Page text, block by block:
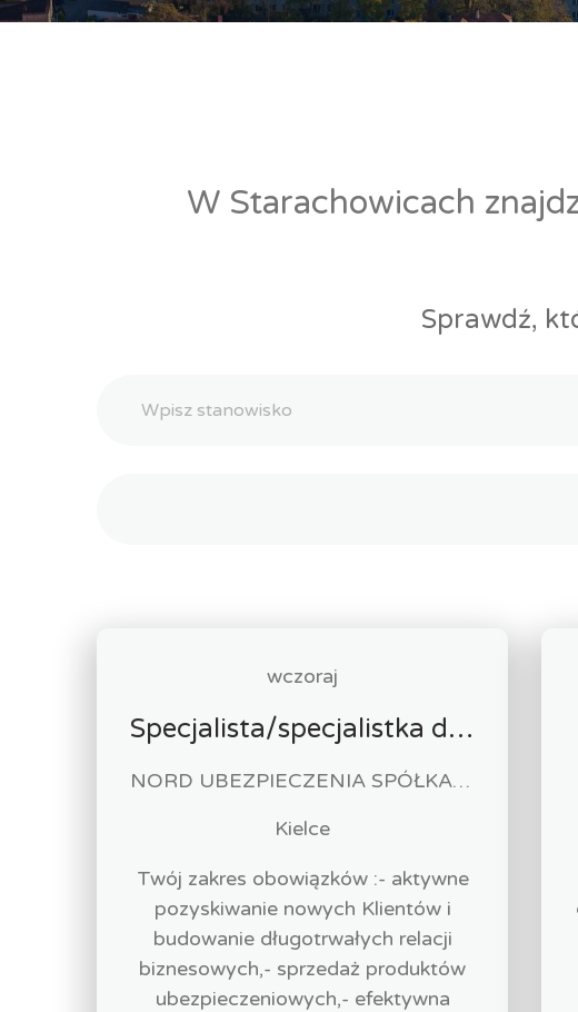
W Starachowicach
Sprawdź,
wczoraj
Specjalista/specjalistka ds. sprzedaży ubezpieczeń (k,m)
NORD UBEZPIECZENIA SPÓŁKA Z OGRANICZONĄ ODPOWIEDZIALNOŚCIĄ
Kielce
Twój zakres obowiązków :- aktywne
pozyskiwanie nowych Klientów i
budowanie długotrwałych relacji
biznesowych,- sprzedaż produktów
ubezpieczeniowych,- efektywna